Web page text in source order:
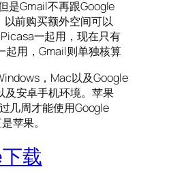
是Gmail不再跟Google
前购买额外空间可以
一起用，现在只有
起用，Gmail则单独核算
，Mac以及Google
安卓手机环境。苹果
几周才能使用Google
苹果。
载